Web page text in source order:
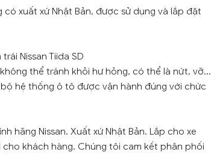
xuất xứ Nhật Bản, được sử dụng và lắp đặt
Nissan Tiida SD
thể tránh khỏi hư hỏng, có thể là nứt, vỡ…
hệ thống ô tô được vận hành đúng với chức
hãng Nissan. Xuất xứ Nhật Bản. Lắp cho xe
cho khách hàng. Chúng tôi cam kết phân phối